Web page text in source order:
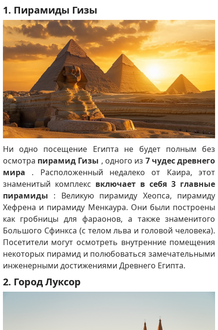
1. Пирамиды Гизы
Ни одно посещение Египта не будет полным без
осмотра пирамид Гизы , одного из 7 чудес древнего
мира . Расположенный недалеко от Каира, этот
знаменитый комплекс включает в себя 3 главные
пирамиды : Великую пирамиду Хеопса, пирамиду
Хефрена и пирамиду Менкаура. Они были построены
как гробницы для фараонов, а также знаменитого
Большого Сфинкса (с телом льва и головой человека).
Посетители могут осмотреть внутренние помещения
некоторых пирамид и полюбоваться замечательными
инженерными достижениями Древнего Египта.
2. Город Луксор